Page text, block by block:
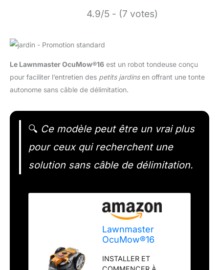
4.9/5 - (7 votes)
Le Lawnmaster OcuMow®16 est un robot tondeuse conçu
pour faciliter l’entretien des petits jardinsen offrant une tonte
autonome sans câble de délimitation.
🔍 Ce modèle peut être un vrai plus
pour ceux qui recherchent une
solution sans câble de délimitation.
Lawnmaster
OcuMow®16
sans Fil pour
INSTALLER ET